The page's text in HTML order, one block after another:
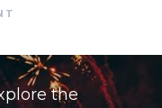
the